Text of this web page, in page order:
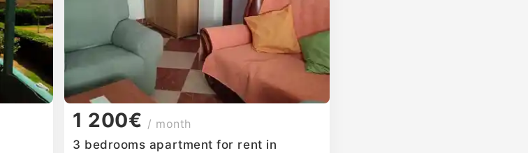
1 200€ / month
3 bedrooms apartment for rent in